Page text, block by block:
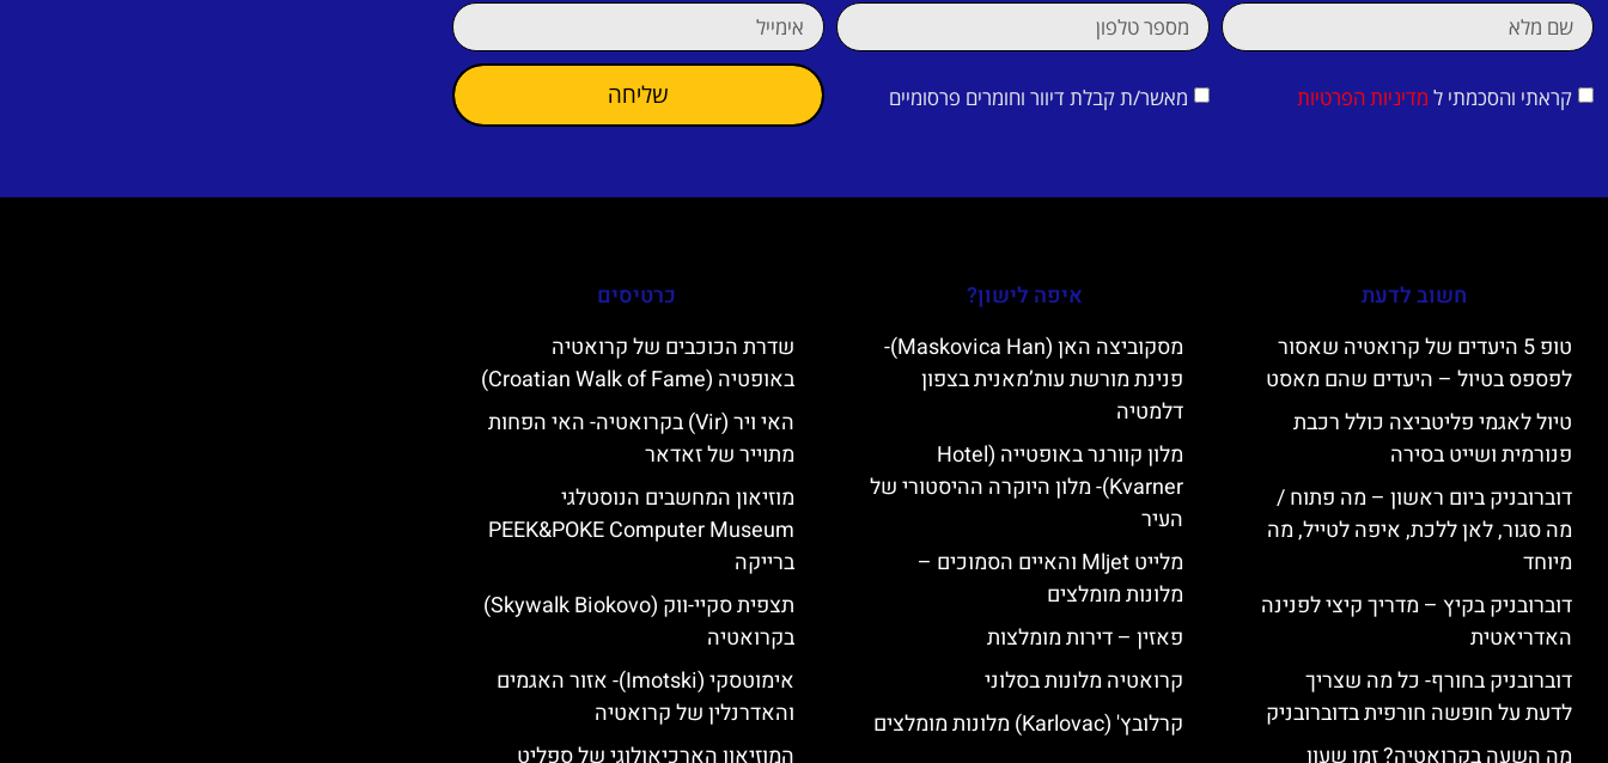
קראתי והסכמתי ל מדיניות הפרטיות מאשר/ת קבלת דיוור וחומרים פרסומיים שליחה
חשוב לדעת
טופ 5 היעדים של קרואטיה שאסור
לפספס בטיול – היעדים שהם מאסט
טיול לאגמי פליטביצה כולל רכבת
פנורמית ושייט בסירה
דוברובניק ביום ראשון – מה פתוח /
מה סגור, לאן ללכת, איפה לטייל, מה
מיוחד
דוברובניק בקיץ – מדריך קיצי לפנינה
האדריאטית
דוברובניק בחורף- כל מה שצריך
לדעת על חופשה חורפית בדוברובניק
מה השעה בקרואטיה? זמן שעון
איפה לישון?
מסקוביצה האן (Maskovica Han)-
פנינת מורשת עות’מאנית בצפון
דלמטיה
מלון קוורנר באופטייה (Hotel
Kvarner)- מלון היוקרה ההיסטורי של
העיר
מלייט Mljet והאיים הסמוכים –
מלונות מומלצים
פאזין – דירות מומלצות
קרואטיה מלונות בסלוני
קרלובץ' (Karlovac) מלונות מומלצים
כרטיסים
שדרת הכוכבים של קרואטיה
באופטיה (Croatian Walk of Fame)
האי ויר (Vir) בקרואטיה- האי הפחות
מתוייר של זאדאר
מוזיאון המחשבים הנוסטלגי
PEEK&POKE Computer Museum
ברייקה
תצפית סקיי-ווק (Skywalk Biokovo)
בקרואטיה
אימוטסקי (Imotski)- אזור האגמים
והאדרנלין של קרואטיה
המוזיאון הארכיאולוגי של ספליט